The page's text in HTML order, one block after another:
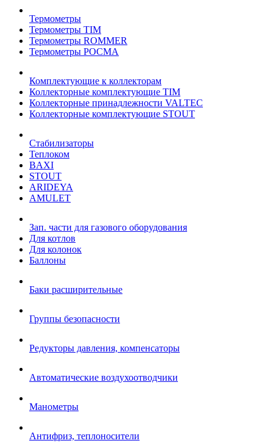
Термометры
Термометры TIM
Термометры ROMMER
Термометры РОСМА
Комплектующие к коллекторам
Коллекторные комплектующие TIM
Коллекторные принадлежности VALTEC
Коллекторные комплектующие STOUT
Стабилизаторы
Теплоком
BAXI
STOUT
ARIDEYA
AMULET
Зап. части для газового оборудования
Для котлов
Для колонок
Баллоны
Баки расширительные
Группы безопасности
Редукторы давления, компенсаторы
Автоматические воздухоотводчики
Манометры
Антифриз, теплоносители